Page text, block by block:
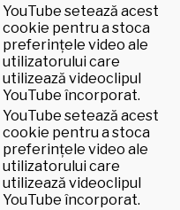
YouTube setează acest
cookie pentru a stoca
preferințele video ale
utilizatorului care
utilizează videoclipul
YouTube încorporat.
YouTube setează acest
cookie pentru a stoca
preferințele video ale
utilizatorului care
utilizează videoclipul
YouTube încorporat.